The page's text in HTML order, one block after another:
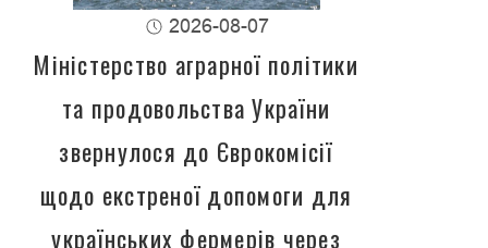
2026-08-07
Міністерство аграрної політики
та продовольства України
звернулося до Єврокомісії
щодо екстреної допомоги для
українських фермерів через